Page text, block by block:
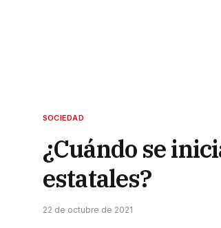
SOCIEDAD
¿Cuándo se
estatales?
22 de octubre de 2021